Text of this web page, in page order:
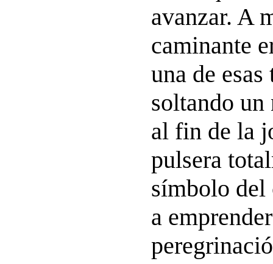
avanzar. A
caminante
una de
soltando un
al fin de la
pulsera
símbolo del
a